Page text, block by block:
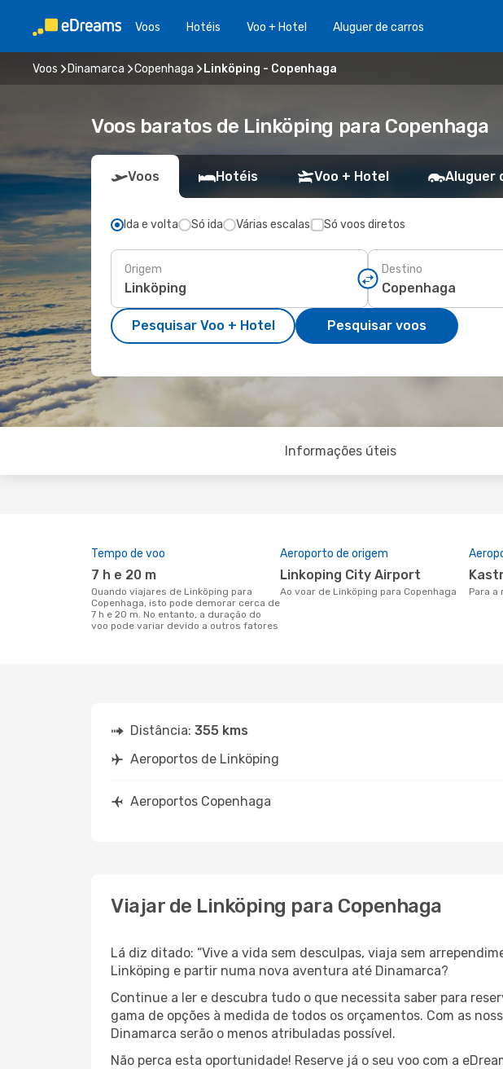
Voos Hotéis Voo + Hotel Aluguer de carros
Voos Dinamarca Copenhaga Linköping - Copenhaga
Voos baratos de Linköping para Copenhaga
Voos Hotéis Voo + Hotel Aluguer
Ida e volta Só ida Várias escalas Só voos diretos
Origem Destino
Pesquisar Voo + Hotel Pesquisar voos
Informações úteis
Tempo de voo
7 h e 20 m
Quando viajares de Linköping para
Copenhaga, isto pode demorar cerca de
7 h e 20 m. No entanto, a duração do
voo pode variar devido a outros fatores
Aeroporto de origem
Linkoping City Airport
Ao voar de Linköping para Copenhaga Para
Distância: 355 kms
Aeroportos de Linköping
Aeroportos Copenhaga
Viajar de Linköping para Copenhaga
Lá diz ditado: “Vive a vida sem desculpas, viaja sem
Linköping e partir numa nova aventura até Dinamarca?
Continue a ler e descubra tudo o que necessita saber para
gama de opções à medida de todos os orçamentos. Com as
Dinamarca serão o menos atribuladas possível.
Não perca esta oportunidade! Reserve já o seu voo com a